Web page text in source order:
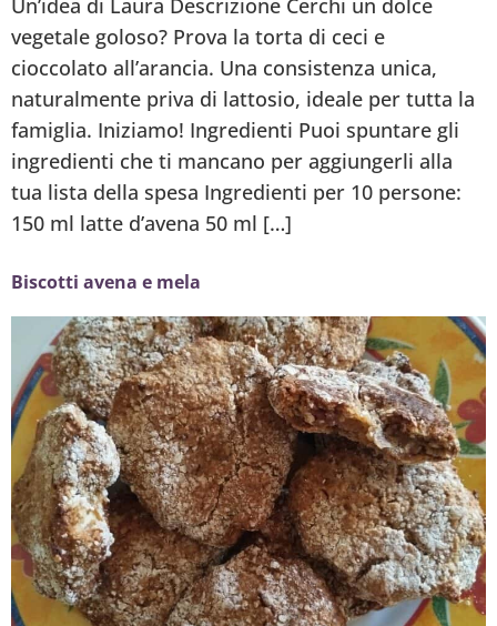
Un’idea di Laura Descrizione Cerchi un dolce
vegetale goloso? Prova la torta di ceci e
cioccolato all’arancia. Una consistenza unica,
naturalmente priva di lattosio, ideale per tutta la
famiglia. Iniziamo! Ingredienti Puoi spuntare gli
ingredienti che ti mancano per aggiungerli alla
tua lista della spesa Ingredienti per 10 persone:
150 ml latte d’avena 50 ml […]
Biscotti avena e mela